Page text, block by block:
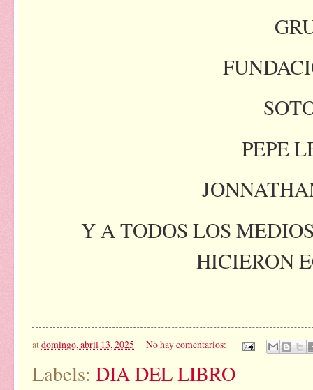
PEPE
Y A TODOS LOS
HICIERON
atdomingo, abril 13, 2025 No hay comentarios:
Labels: DIA DEL LIBRO